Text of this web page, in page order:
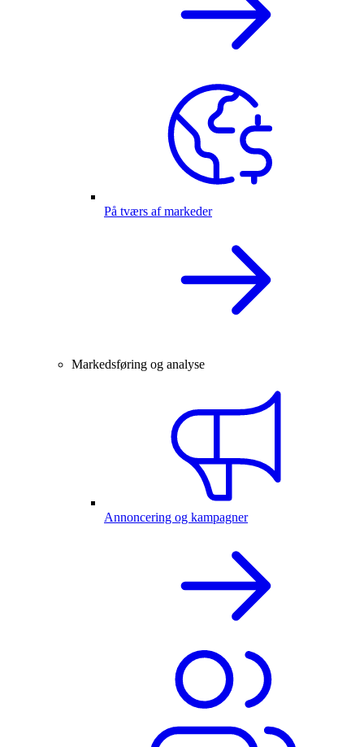
På tværs af markeder
Markedsføring og analyse
Annoncering og kampagner